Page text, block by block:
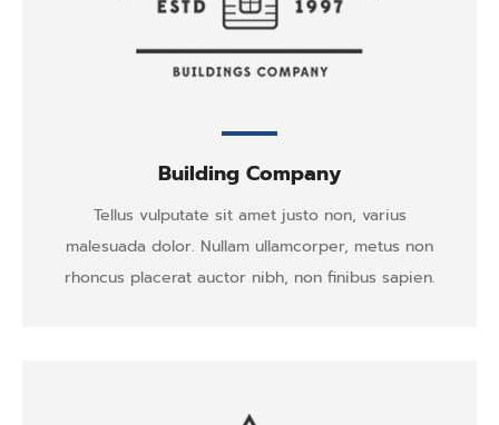
Building Company
Tellus vulputate sit amet justo non, varius
malesuada dolor. Nullam ullamcorper, metus non
rhoncus placerat auctor nibh, non finibus sapien.